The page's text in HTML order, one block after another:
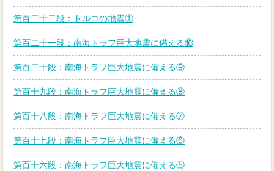
第百二十二段：トルコの地震①
第百二十一段：南海トラフ巨大地震に備える⑩
第百二十段：南海トラフ巨大地震に備える⑨
第百十九段：南海トラフ巨大地震に備える⑧
第百十八段：南海トラフ巨大地震に備える⑦
第百十七段：南海トラフ巨大地震に備える⑥
第百十六段：南海トラフ巨大地震に備える⑤